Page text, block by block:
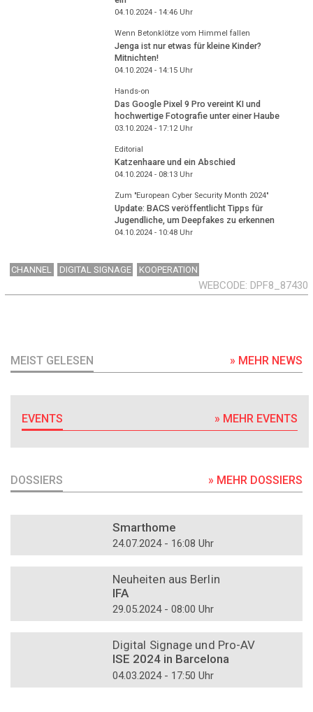
04.10.2024 - 14:46Uhr
Wenn Betonklötze vom Himmel fallen
Jenga ist nur etwas für kleine Kinder?
Mitnichten!
04.10.2024 - 14:15Uhr
Hands-on
Das Google Pixel 9 Pro vereint KI und
hochwertige Fotografie unter einer Haube
03.10.2024 - 17:12Uhr
Editorial
Katzenhaare und ein Abschied
04.10.2024 - 08:13Uhr
Zum "European Cyber Security Month 2024"
Update: BACS veröffentlicht Tipps für
Jugendliche, um Deepfakes zu erkennen
04.10.2024 - 10:48Uhr
CHANNEL DIGITAL SIGNAGE KOOPERATION
WEBCODE DPF8_87430
MEIST GELESEN » MEHR NEWS
EVENTS » MEHR EVENTS
DOSSIERS » MEHR DOSSIERS
Smarthome
24.07.2024 - 16:08 Uhr
Neuheiten aus Berlin
IFA
29.05.2024 - 08:00 Uhr
Digital Signage und Pro-AV
ISE 2024 in Barcelona
04.03.2024 - 17:50 Uhr